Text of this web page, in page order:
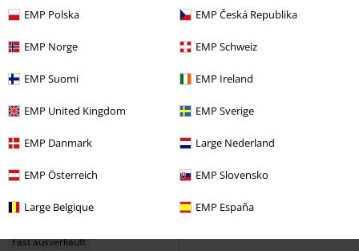
EMP Polska EMP Česká Republika
EMP Norge EMP Schweiz
EMP Suomi EMP Ireland
EMP United Kingdom EMP Sverige
EMP Danmark Large Nederland
EMP Österreich EMP Slovensko
Large Belgique EMP España
Grogu Star Wars +1
Fast ausverkauft